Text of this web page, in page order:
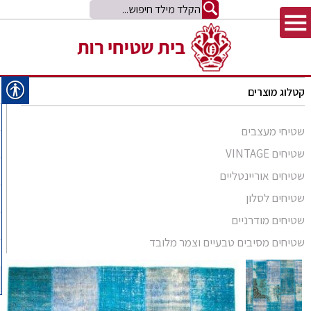
קטלוג מוצרים
שטיחי מעצבים
שטיחים VINTAGE
שטיחים אוריינטליים
סומק פרסי
סומק קווקזי
שטיח קילים
קילים אפגני
קילים הודי
שטיחי זיגלר
שטיחי משי
שטיחים לסלון
שטיחים מודרניים
Arabesque
Bliss
Comfort Shag
שטיחים מסיבים טבעיים וצמר מלובד
שטיחים מסיבים טבעיים
שטיחים מצמר מלובד